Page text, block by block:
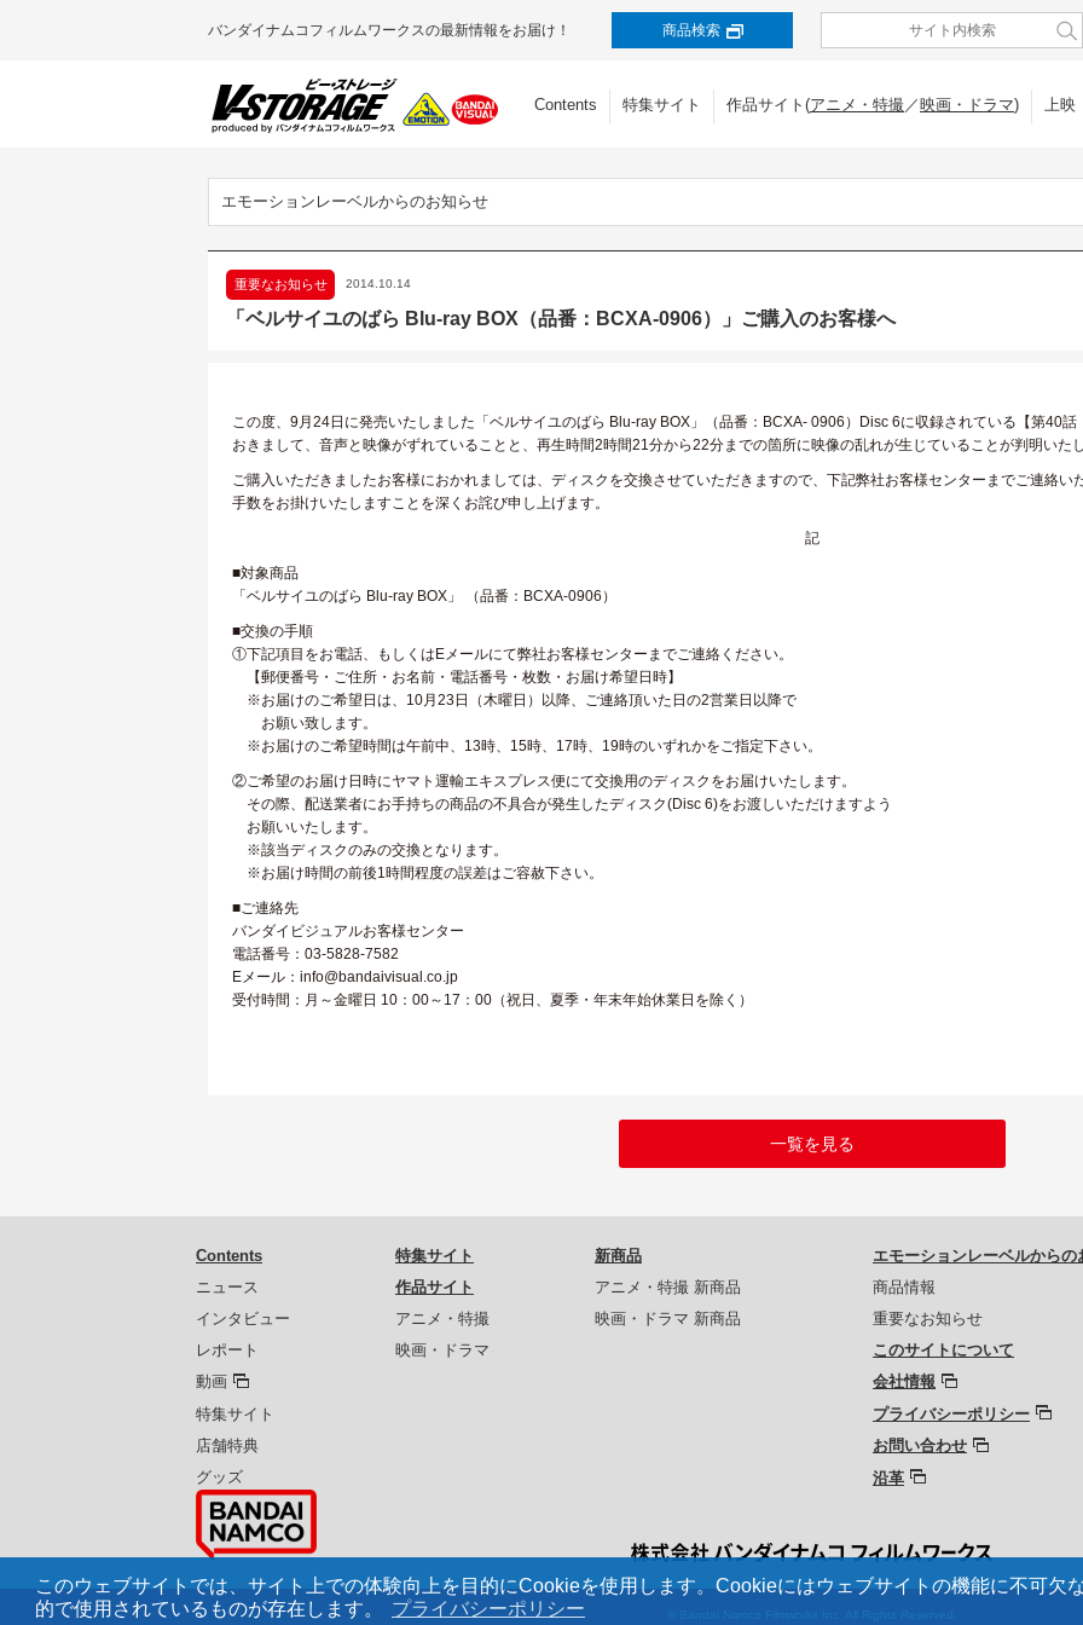
このウェブサイトでは、サイト上での体験向上を目的にCookieを使用します。Cookieにはウェブサイトの機能に不可欠
的で使用されているものが存在します。
プライバシーポリシー
バンダイナムコフィルムワークスの最新情報をお届け！ 商品検索
Contents 特集サイト 作品サイト(アニメ・特撮／映画・ドラマ) 上映
エモーションレーベルからのお知らせ
重要なお知らせ 2014.10.14
「ベルサイユのばら Blu-ray BOX（品番：BCXA-0906）」ご購入のお客様へ
この度、9月24日に発売いたしました「ベルサイユのばら Blu-ray BOX」（品番：BCXA- 0906）Disc 6に収録されている【第40
おきまして、音声と映像がずれていることと、再生時間2時間21分から22分までの箇所に映像の乱れが生じていることが判明いた
ご購入いただきましたお客様におかれましては、ディスクを交換させていただきますので、下記弊社お客様センターまでご連絡
手数をお掛けいたしますことを深くお詫び申し上げます。
記
■対象商品
「ベルサイユのばら Blu-ray BOX」 （品番：BCXA-0906）
■交換の手順
①下記項目をお電話、もしくはEメールにて弊社お客様センターまでご連絡ください。
【郵便番号・ご住所・お名前・電話番号・枚数・お届け希望日時】
※お届けのご希望日は、10月23日（木曜日）以降、ご連絡頂いた日の2営業日以降で
お願い致します。
※お届けのご希望時間は午前中、13時、15時、17時、19時のいずれかをご指定下さい。
②ご希望のお届け日時にヤマト運輸エキスプレス便にて交換用のディスクをお届けいたします。
その際、配送業者にお手持ちの商品の不具合が発生したディスク(Disc 6)をお渡しいただけますよう
お願いいたします。
※該当ディスクのみの交換となります。
※お届け時間の前後1時間程度の誤差はご容赦下さい。
■ご連絡先
バンダイビジュアルお客様センター
電話番号：03-5828-7582
Eメール： info@bandaivisual.co.jp
受付時間：月～金曜日 10：00～17：00（祝日、夏季・年末年始休業日を除く）
一覧を見る
Contents
ニュース
インタビュー
レポート
動画
特集サイト
店舗特典
グッズ
特集サイト
作品サイト
アニメ・特撮
映画・ドラマ
新商品
アニメ・特撮 新商品
映画・ドラマ 新商品
エモーションレーベルからの
商品情報
重要なお知らせ
このサイトについて
会社情報
プライバシーポリシー
お問い合わせ
沿革
© Bandai Namco Filmworks Inc. All Rights Reserved.